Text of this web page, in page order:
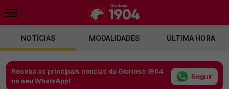
NOTÍCIAS MODALIDADES ÚLTIMA HORA
Receba as principais notícias do Glorioso 1904
no seu WhatsApp!
Seguir